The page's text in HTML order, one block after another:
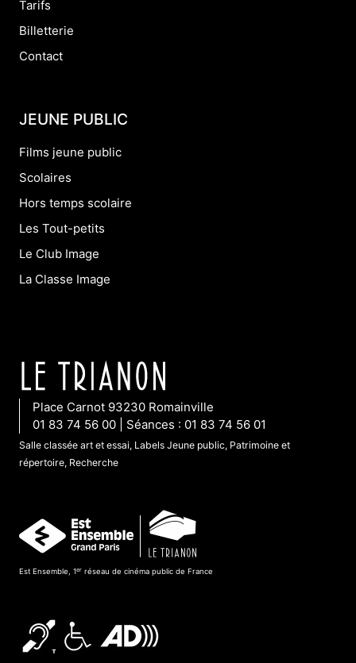
Tarifs
Billetterie
Contact
JEUNE PUBLIC
Films jeune public
Scolaires
Hors temps scolaire
Les Tout-petits
Le Club Image
La Classe Image
Place Carnot 93230 Romainville
01 83 74 56 00 | Séances : 01 83 74 56 01
Salle classée art et essai, Labels Jeune public, Patrimoine et
répertoire, Recherche
Est Ensemble, 1er réseau de cinéma public de France